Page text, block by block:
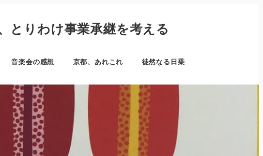
とりわけ事業承継を考える
音楽会の感想 京都、あれこれ 徒然なる日乗